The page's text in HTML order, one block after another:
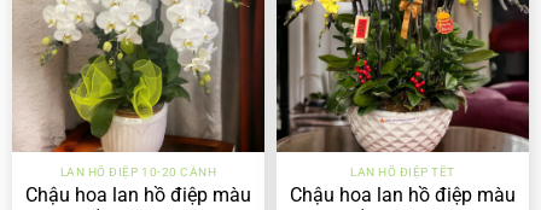
LAN HỒ ĐIỆP 10-20 CÀNH
Chậu hoa lan hồ điệp màu
LAN HỒ ĐIỆP TẾT
Chậu hoa lan hồ điệp màu